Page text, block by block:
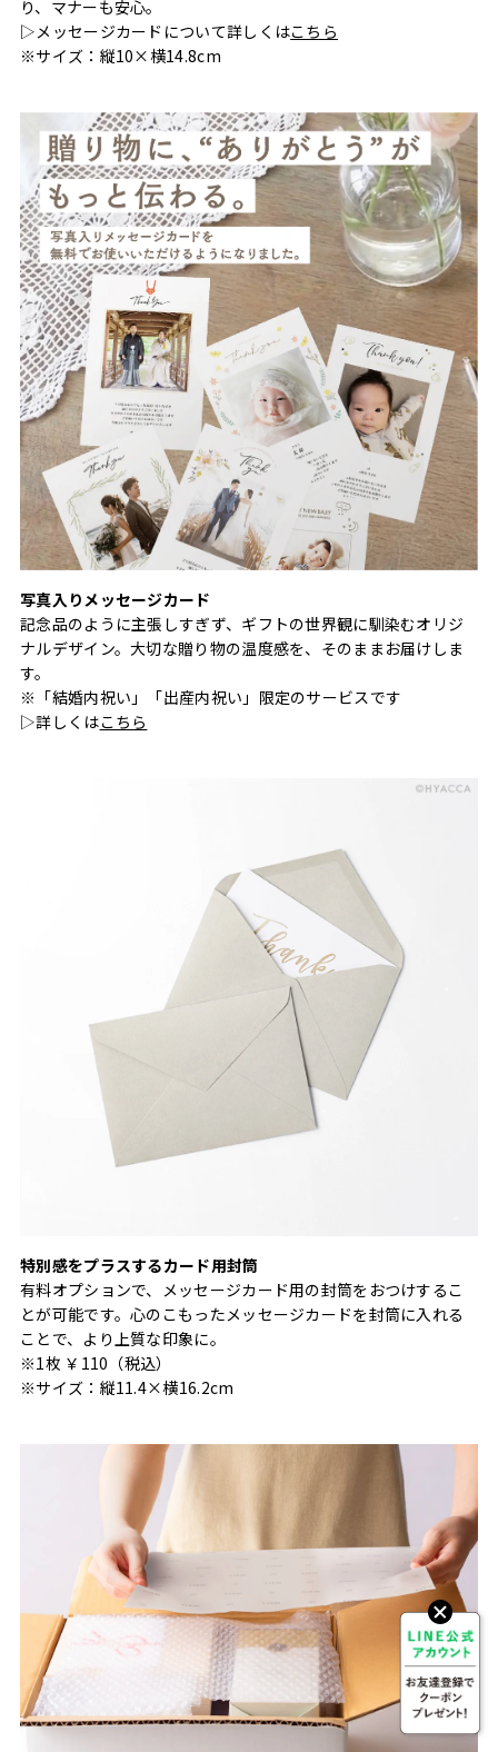
り、マナーも安心。
▷メッセージカードについて詳しくはこちら
※サイズ：縦10×横14.8cm
写真入りメッセージカード
記念品のように主張しすぎず、ギフトの世界観に馴染むオリジ
ナルデザイン。大切な贈り物の温度感を、そのままお届けしま
す。
※「結婚内祝い」「出産内祝い」限定のサービスです
▷詳しくはこちら
特別感をプラスするカード用封筒
有料オプションで、メッセージカード用の封筒をおつけするこ
とが可能です。心のこもったメッセージカードを封筒に入れる
ことで、より上質な印象に。
※1枚 ￥110（税込）
※サイズ：縦11.4×横16.2cm